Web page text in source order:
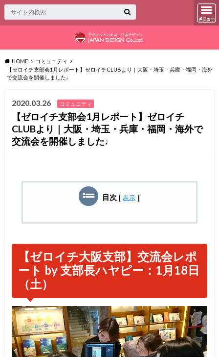
HOME
コミュニティ
【ゼロイチ支部会1月レポート】ゼロイチCLUBより｜大阪・埼玉・兵庫・福岡・海外
で交流会を開催しました♩
2020.03.26 コミュニティ
【ゼロイチ支部会1月レポート】ゼロイチ
CLUBより｜大阪・埼玉・兵庫・福岡・海外で
交流会を開催しました♩
目次 [ 表示 ]
【ゼロイチ大阪支部】交流会レポ
ート by 支部長ハヤピー：1月18日
（土）